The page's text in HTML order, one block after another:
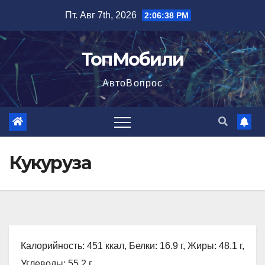
содержимому
Пт. Авг 7th, 2026 2:06:39 PM
ТопМобили
АвтоВопрос
Кукуруза
Калорийность: 451 ккал, Белки: 16.9 г, Жиры: 48.1 г,